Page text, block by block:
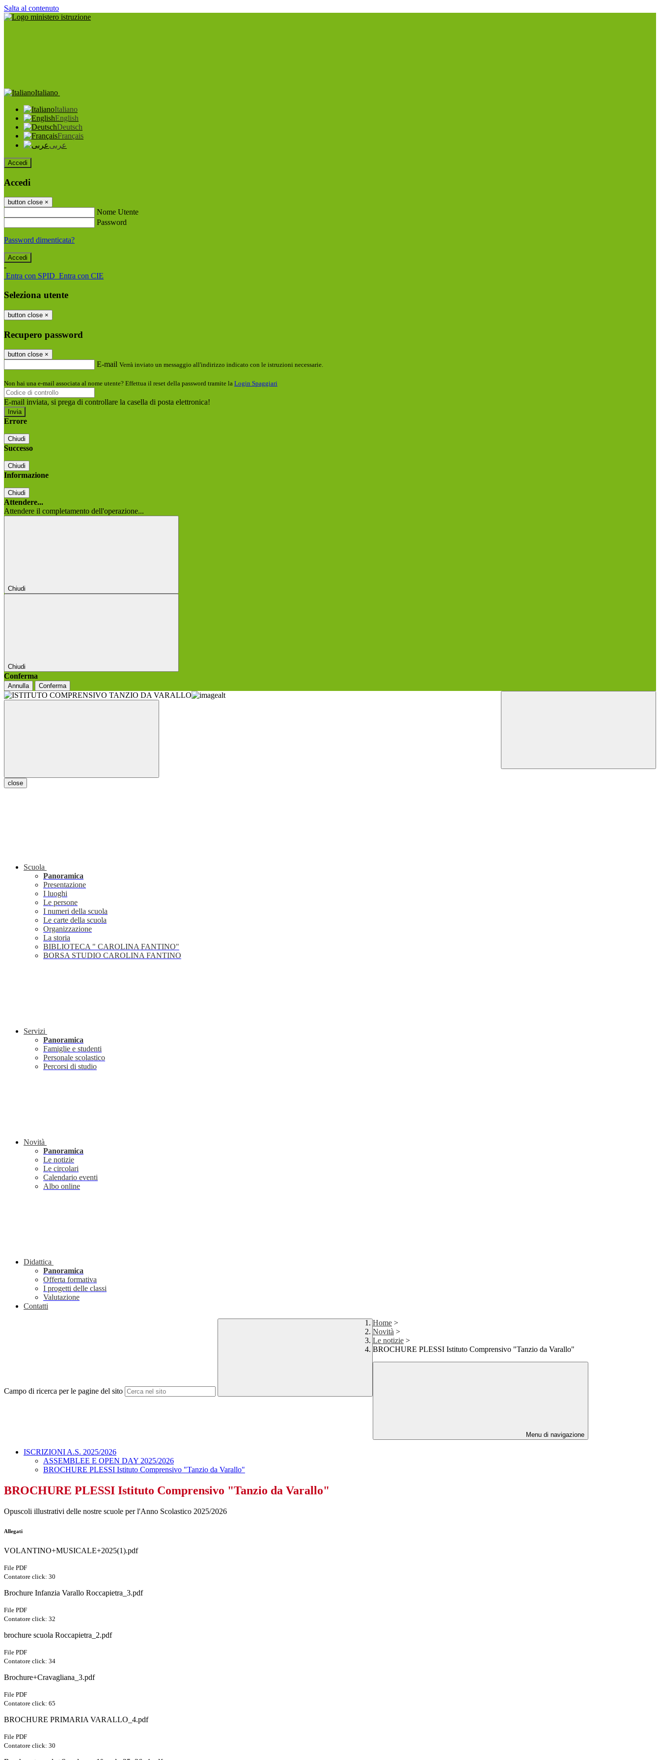
Salta al contenuto
Italiano
Italiano
English
Deutsch
Français
عربى
Accedi
Accedi
button close ×
Nome Utente
Password
Password dimenticata?
-
Entra con SPID Entra con CIE
Seleziona utente
button close ×
Recupero password
button close ×
E-mail Verrà inviato un messaggio all'indirizzo indicato con le istruzioni necessarie.
Non hai una e-mail associata al nome utente? Effettua il reset della password tramite la Login Spaggiari
E-mail inviata, si prega di controllare la casella di posta elettronica!
Errore
Chiudi
Successo
Chiudi
Informazione
Chiudi
Attendere...
Attendere il completamento dell'operazione...
Chiudi
Chiudi
Conferma
Annulla Conferma
close
Scuola
Panoramica
Presentazione
I luoghi
Le persone
I numeri della scuola
Le carte della scuola
Organizzazione
La storia
BIBLIOTECA " CAROLINA FANTINO"
BORSA STUDIO CAROLINA FANTINO
Servizi
Panoramica
Famiglie e studenti
Personale scolastico
Percorsi di studio
Novità
Panoramica
Le notizie
Le circolari
Calendario eventi
Albo online
Didattica
Panoramica
Offerta formativa
I progetti delle classi
Valutazione
Contatti
Campo di ricerca per le pagine del sito
Home >
Novità >
Le notizie >
BROCHURE PLESSI Istituto Comprensivo "Tanzio da Varallo"
Menu di navigazione
ISCRIZIONI A.S. 2025/2026
ASSEMBLEE E OPEN DAY 2025/2026
BROCHURE PLESSI Istituto Comprensivo "Tanzio da Varallo"
BROCHURE PLESSI Istituto Comprensivo "Tanzio da Varallo"
Opuscoli illustrativi delle nostre scuole per l'Anno Scolastico 2025/2026
Allegati
VOLANTINO+MUSICALE+2025(1).pdf
File PDF
Contatore click: 30
Brochure Infanzia Varallo Roccapietra_3.pdf
File PDF
Contatore click: 32
brochure scuola Roccapietra_2.pdf
File PDF
Contatore click: 34
Brochure+Cravagliana_3.pdf
File PDF
Contatore click: 65
BROCHURE PRIMARIA VARALLO_4.pdf
File PDF
Contatore click: 30